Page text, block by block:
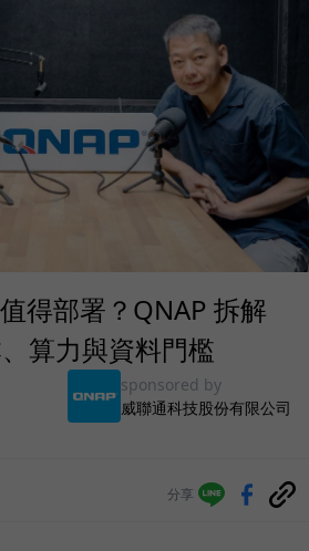
得部署？QNAP 拆解
算力與資料門檻
sponsored by
威聯通科技股份有限公司
分享